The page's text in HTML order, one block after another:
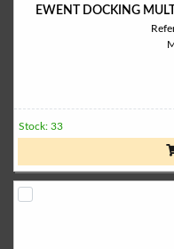
EWENT DOCKING
Stock: 33